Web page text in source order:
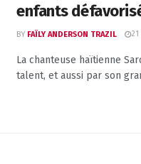
enfants
BY FAÏLY ANDERSON TRAZIL
La chanteuse haïtienne
talent, et aussi par son